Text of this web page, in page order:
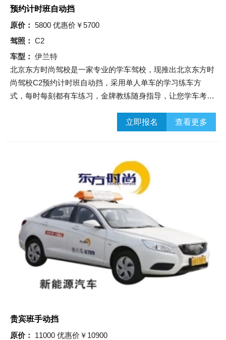
预约计时班自动挡
原价： 5800 优惠价￥5700
驾照： C2
车型： 伊兰特
北京东方时尚驾校是一家专业的学车驾校，现推出北京东方时
尚驾校C2预约计时班自动挡，采用单人单车的学习练车方
式，每时每刻都有车练习，金牌教练随身指导，让您学车考试
查看更多
立即报名
贵宾班手动挡
原价：
11000 优惠价￥10900